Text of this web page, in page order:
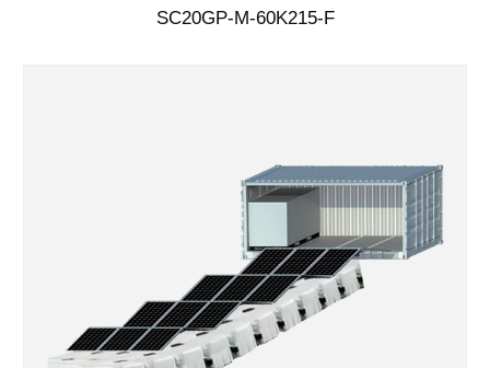
SC20GP-M-60K215-F